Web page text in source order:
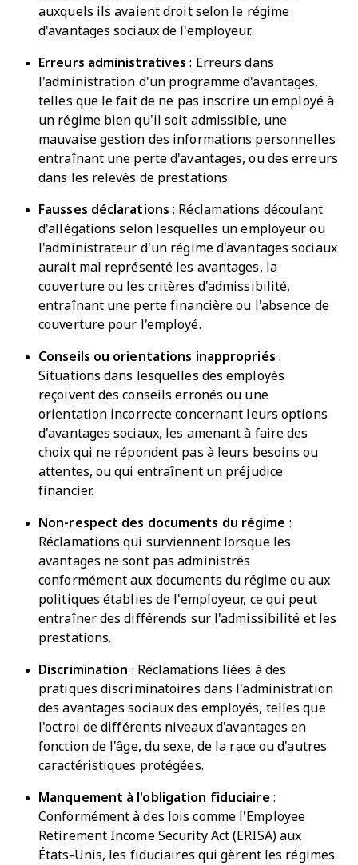
auxquels ils avaient droit selon le régime
d'avantages sociaux de l'employeur.
Erreurs administratives : Erreurs dans
l'administration d'un programme d'avantages,
telles que le fait de ne pas inscrire un employé à
un régime bien qu'il soit admissible, une
mauvaise gestion des informations personnelles
entraînant une perte d'avantages, ou des erreurs
dans les relevés de prestations.
Fausses déclarations : Réclamations découlant
d'allégations selon lesquelles un employeur ou
l'administrateur d'un régime d'avantages sociaux
aurait mal représenté les avantages, la
couverture ou les critères d'admissibilité,
entraînant une perte financière ou l'absence de
couverture pour l'employé.
Conseils ou orientations inappropriés :
Situations dans lesquelles des employés
reçoivent des conseils erronés ou une
orientation incorrecte concernant leurs options
d'avantages sociaux, les amenant à faire des
choix qui ne répondent pas à leurs besoins ou
attentes, ou qui entraînent un préjudice
financier.
Non-respect des documents du régime :
Réclamations qui surviennent lorsque les
avantages ne sont pas administrés
conformément aux documents du régime ou aux
politiques établies de l'employeur, ce qui peut
entraîner des différends sur l'admissibilité et les
prestations.
Discrimination : Réclamations liées à des
pratiques discriminatoires dans l'administration
des avantages sociaux des employés, telles que
l'octroi de différents niveaux d'avantages en
fonction de l'âge, du sexe, de la race ou d'autres
caractéristiques protégées.
Manquement à l'obligation fiduciaire :
Conformément à des lois comme l'Employee
Retirement Income Security Act (ERISA) aux
États-Unis, les fiduciaires qui gèrent les régimes